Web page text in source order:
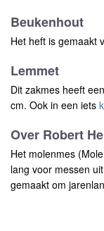
Beukenhout
Het heft is gemaakt
Lemmet
Dit zakmes heeft
cm. Ook in een iets
Over Robert
Het molenmes
lang voor messen
gemaakt om